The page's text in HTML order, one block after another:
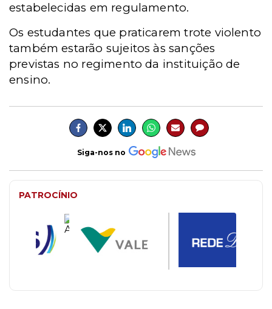
estabelecidas em regulamento.
Os estudantes que praticarem trote violento
também estarão sujeitos às sanções
previstas no regimento da instituição de
ensino.
Siga-nos no
PATROCÍNIO